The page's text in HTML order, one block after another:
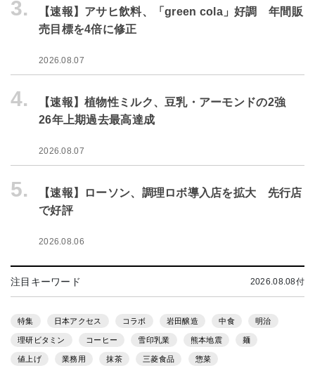
3.
【速報】アサヒ飲料、「green cola」好調 年間販
売目標を4倍に修正
2026.08.07
4.
【速報】植物性ミルク、豆乳・アーモンドの2強
26年上期過去最高達成
2026.08.07
5.
【速報】ローソン、調理ロボ導入店を拡大 先行店
で好評
2026.08.06
注目キーワード 2026.08.08付
特集 日本アクセス コラボ 岩田醸造 中食 明治
理研ビタミン コーヒー 雪印乳業 熊本地震 麺
値上げ 業務用 抹茶 三菱食品 惣菜